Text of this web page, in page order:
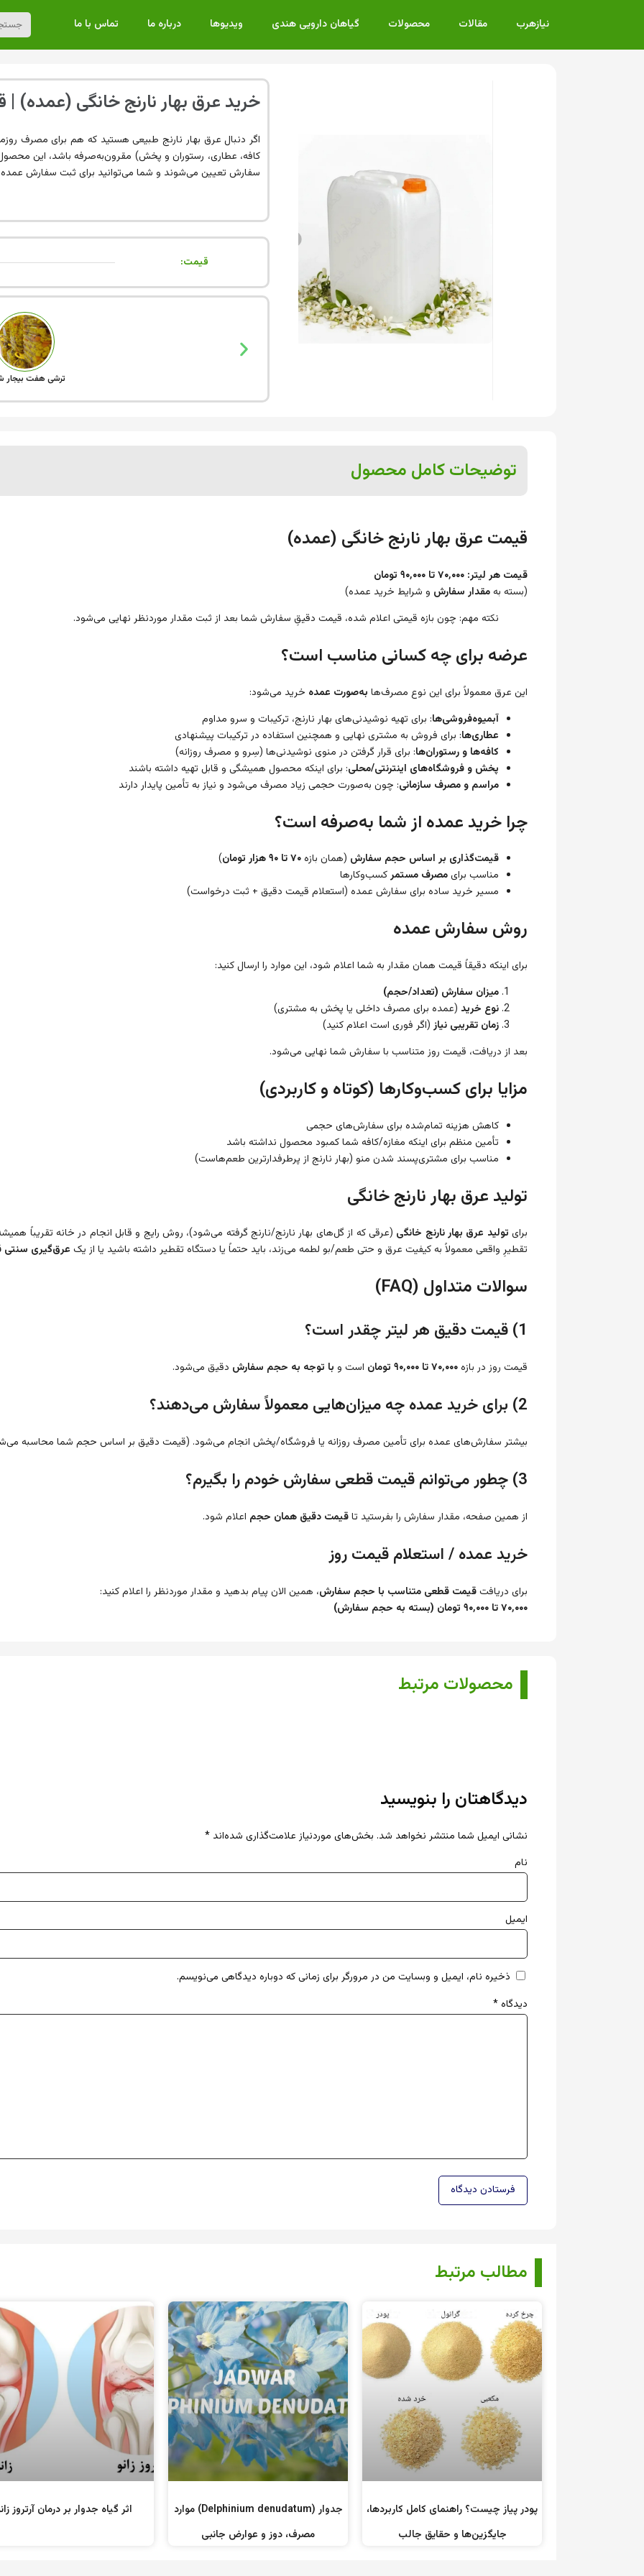
نیازهرب مقالات محصولات گیاهان دارویی هندی ویدیوها درباره ما تماس با ما
خرید عرق بهار نارنج خانگی (عمده) |
اگر دنبال عرق بهار نارنج طبیعی هستید که هم برای مصرف
کافه، عطاری، رستوران و پخش) مقرون‌به‌صرفه باشد، این
سفارش تعیین می‌شوند و شما می‌توانید برای ثبت سفارش
قیمت:
ترشی هفت بیجار
توضیحات کامل محصول
قیمت عرق بهار نارنج خانگی (عمده)
قیمت هر لیتر: ۷۰٬۰۰۰ تا ۹۰٬۰۰۰ تومان
(بسته بهمقدار سفارش و شرایط خرید عمده)
نکته مهم: چون بازه قیمتی اعلام شده، قیمت دقیقِ سفارش شما بعد از ثبت مقدار موردنظر نهایی می‌شود.
عرضه برای چه کسانی مناسب است؟
این عرق معمولاً برای این نوع مصرف‌ها به‌صورت عمده خرید می‌شود:
آبمیوه‌فروشی‌ها: برای تهیه نوشیدنی‌های بهار نارنج، ترکیبات و سرو مداوم
عطاری‌ها: برای فروش به مشتری نهایی و همچنین استفاده در ترکیبات پیشنهادی
کافه‌ها و رستوران‌ها: برای قرار گرفتن در منوی نوشیدنی‌ها (سِرو و مصرف روزانه)
پخش و فروشگاه‌های اینترنتی/محلی: برای اینکه محصول همیشگی و قابل تهیه داشته باشند
مراسم و مصرف سازمانی: چون به‌صورت حجمی زیاد مصرف می‌شود و نیاز به تأمین پایدار دارند
چرا خرید عمده از شما به‌صرفه است؟
قیمت‌گذاری بر اساس حجم سفارش (همان بازه۷۰ تا ۹۰ هزار تومان
)
مناسب برایمصرف مستمرکسب‌وکارها
مسیر خرید ساده برای سفارش عمده (استعلام قیمت دقیق + ثبت درخواست)
روش سفارش عمده
برای اینکه دقیقاً قیمت همان مقدار به شما اعلام شود، این موارد را ارسال کنید:
میزان سفارش (تعداد/حجم)
نوع خرید (عمده برای مصرف داخلی یا پخش به مشتری)
زمان تقریبی نیاز (اگر فوری است اعلام کنید)
بعد از دریافت، قیمت روز متناسب با سفارش شما نهایی می‌شود.
مزایا برای کسب‌وکارها (کوتاه و کاربردی)
کاهش هزینه تمام‌شده برای سفارش‌های حجمی
تأمین منظم برای اینکه مغازه/کافه شما کمبود محصول نداشته باشد
مناسب برای مشتری‌پسند شدن منو (بهار نارنج از پرطرفدارترین طعم‌هاست)
تولید عرق بهار نارنج خانگی
برای تولید عرق بهار نارنج خانگی (عرقی که از گل‌های بهار نارنج/نارنج گرفته می‌شود)، روش رایج و قابل انجام در خانه تقریباً
تقطیرِ واقعی معمولاً به کیفیت عرق و حتی طعم/بو لطمه می‌زند، باید حتماً یا دستگاه تقطیر داشته باشید یا از یک عرق‌گیری سنتی
سوالات متداول (FAQ)
1) قیمت دقیق هر لیتر چقدر است؟
قیمت روز در بازه۷۰٬۰۰۰ تا ۹۰٬۰۰۰ تومان است و با توجه به حجم سفارش دقیق می‌شود.
2) برای خرید عمده چه میزان‌هایی معمولاً سفارش می‌دهند؟
بیشتر سفارش‌های عمده برای تأمین مصرف روزانه یا فروشگاه/پخش انجام می‌شود. (قیمت دقیق بر اساس حجم شما محاسبه
3) چطور می‌توانم قیمت قطعی سفارش خودم را بگیرم؟
از همین صفحه، مقدار سفارش را بفرستید تاقیمت دقیق همان حجم اعلام شود.
خرید عمده / استعلام قیمت روز
برای دریافتقیمت قطعی متناسب با حجم سفارش، همین الان پیام بدهید و مقدار موردنظر را اعلام کنید:
۷۰٬۰۰۰ تا ۹۰٬۰۰۰ تومان (بسته به حجم سفارش)
محصولات مرتبط
دیدگاهتان را بنویسید
نشانی ایمیل شما منتشر نخواهد شد. بخش‌های موردنیاز علامت‌گذاری شده‌اند *
نام
ایمیل
ذخیره نام، ایمیل و وبسایت من در مرورگر برای زمانی که دوباره دیدگاهی می‌نویسم.
دیدگاه*
مطالب مرتبط
پودر پیاز چیست؟ راهنمای کامل کاربردها،
جایگزین‌ها و حقایق جالب
جدوار (Delphinium denudatum) موارد
مصرف، دوز و عوارض جانبی
اثر گیاه جدوار بر درمان آرتروز